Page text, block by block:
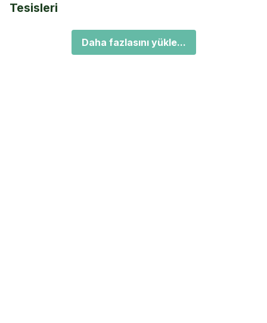
Tesisleri
Daha fazlasını yükle...